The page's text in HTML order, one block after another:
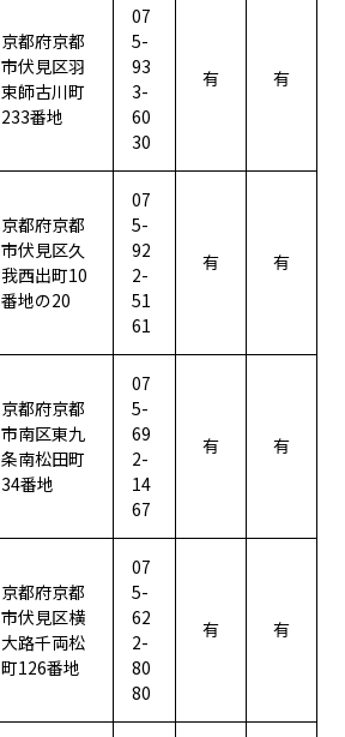
京都府京都
市伏見区羽
束師古川町
233番地
07
5-
93
3-
60
30
有 有
京都府京都
市伏見区久
我西出町10
番地の20
07
5-
92
2-
51
61
有 有
京都府京都
市南区東九
条南松田町
34番地
07
5-
69
2-
14
67
有 有
京都府京都
市伏見区横
大路千両松
町126番地
07
5-
62
2-
80
80
有 有